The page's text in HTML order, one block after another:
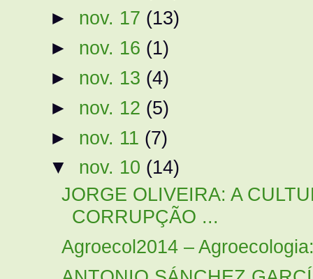
► nov. 17 (13)
► nov. 16 (1)
► nov. 13 (4)
► nov. 12 (5)
► nov. 11 (7)
▼ nov. 10 (14)
JORGE OLIVEIRA: A
CORRUPÇÃO ...
Agroecol2014 –